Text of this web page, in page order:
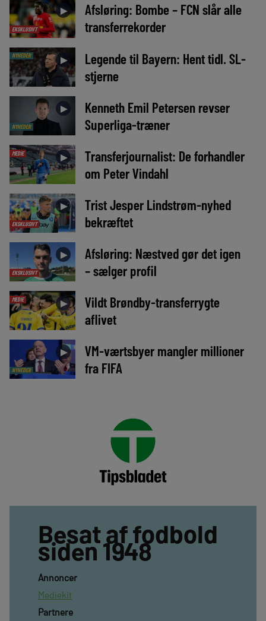
EKSKLUSIVT
►
Afsløring: Bombe – FCN slår alle
transferrekorder
NYHEDER ►
Legende til Bayern: Hent tidl. SL-
stjerne
NYHEDER
►
Kenneth Emil Petersen revser
Superliga-træner
MEDIE ►
Transferjournalist: De forhandler
om Peter Vindahl
EKSKLUSIVT
►
Trist Jesper Lindstrøm-nyhed
bekræftet
EKSKLUSIVT
►
Afsløring: Næstved gør det igen
– sælger profil
MEDIE ►
Vildt Brøndby-transferrygte
aflivet
NYHEDER
►
VM-værtsbyer mangler millioner
fra FIFA
Besat af fodbold
siden 1948
Annoncer
Mediekit
Partnere